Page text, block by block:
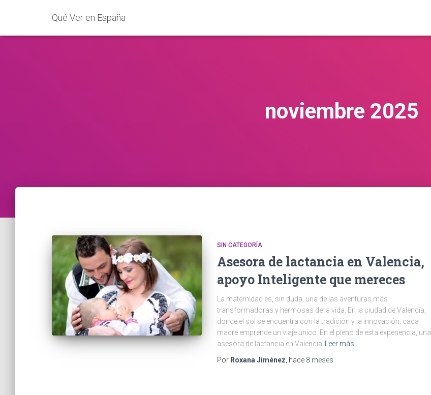
Qué Ver en España
noviembre 2025
SIN CATEGORÍA
Asesora de lactancia en Valencia,
apoyo Inteligente que mereces
La maternidad es, sin duda, una de las aventuras más
transformadoras y hermosas de la vida. En la ciudad de Valencia,
donde el sol se encuentra con la tradición y la innovación, cada
madre emprende un viaje único. En el pleno de esta experiencia, una
asesora de lactancia en Valencia
Leer más…
Por Roxana Jiménez , hace 8 meses